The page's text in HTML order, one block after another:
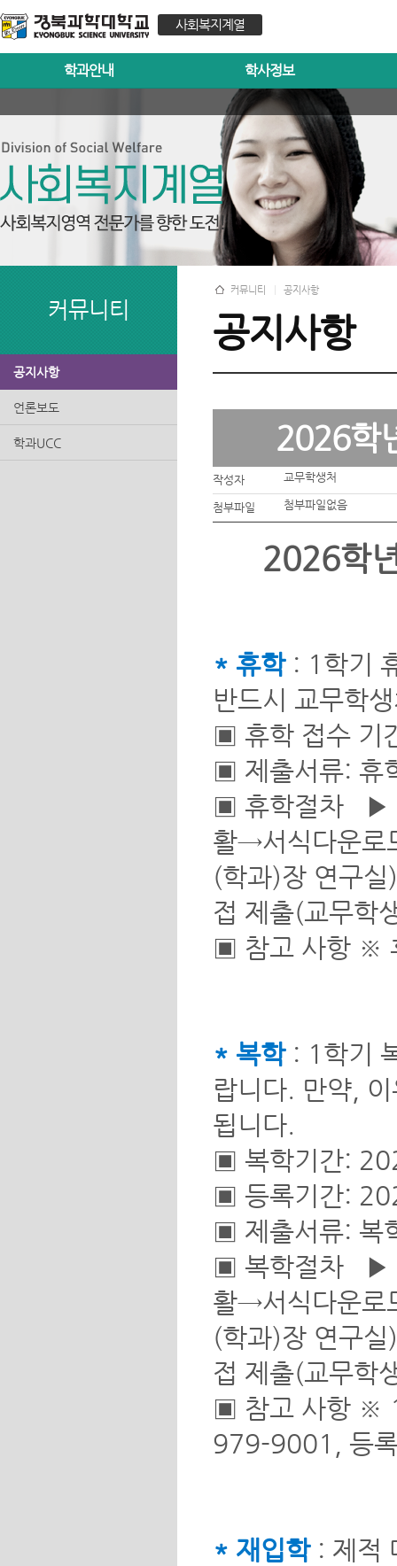
사회복지계열
학과안내 학사정보
커뮤니티
공지사항
언론보도
학과UCC
커뮤니티 공지사항
공지사항
2026학
작성자 교무학생처
첨부파일 첨부파일없음
2026학
* 휴학: 1학기
반드시 교무학
▣ 휴학 접수
▣ 제출서류: 휴
▣ 휴학절차 ▶
활→서식다운
(학과)장 연구
접 제출(교무학
▣ 참고 사항 ※
* 복학: 1학기
랍니다. 만약,
됩니다.
▣ 복학기간:
▣ 등록기간:
▣ 제출서류: 복
▣ 복학절차 ▶
활→서식다운
(학과)장 연구
접 제출(교무학
▣ 참고 사항 ※
979-9001, 등
* 재입학: 제적